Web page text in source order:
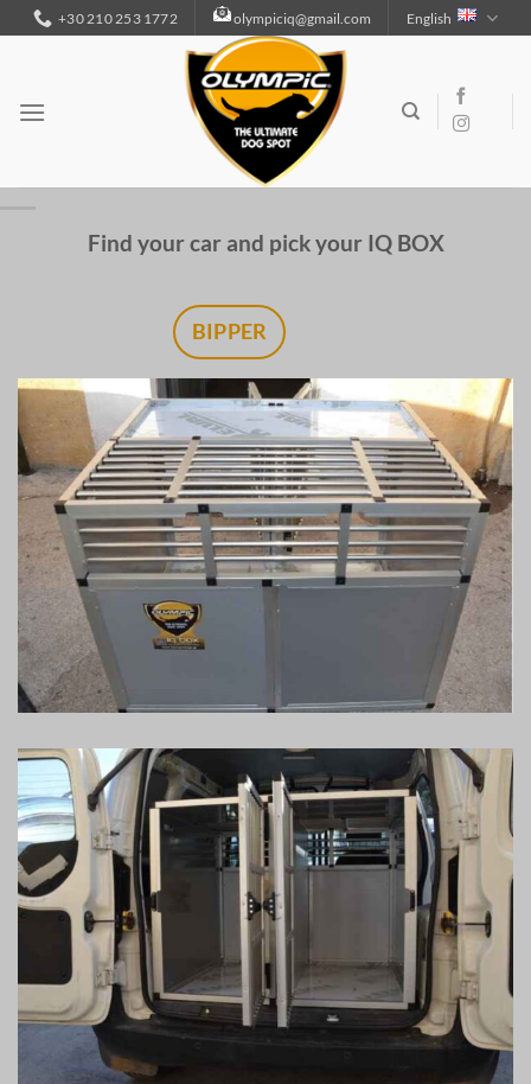
to
+30 210 253 1772 olympiciq@gmail.com English
Find your car and pick your IQ BOX
BIPPER